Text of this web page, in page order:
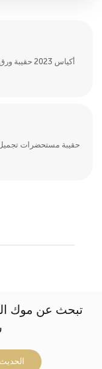
حقيبة مستحضرات
تبحث عن موك